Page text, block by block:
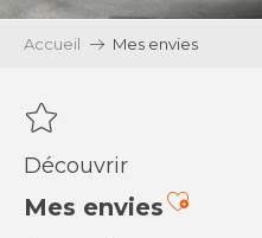
Accueil Mes envies
Découvrir
Mes envies